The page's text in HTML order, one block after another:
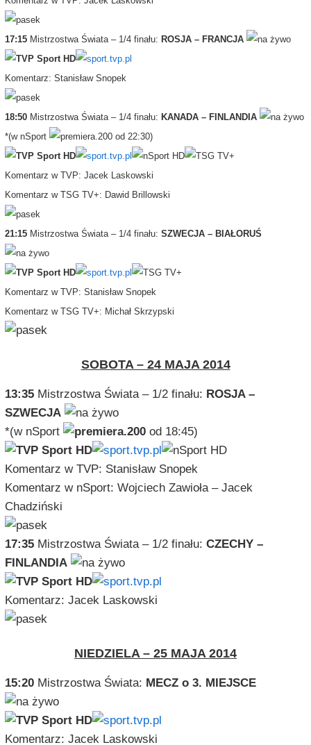
17:15 Mistrzostwa Świata – 1/4 finału: ROSJA – FRANCJA
Komentarz: Stanisław Snopek
18:50 Mistrzostwa Świata – 1/4 finału: KANADA – FINLANDIA
*(w nSport
od 22:30)
Komentarz w TVP: Jacek Laskowski
Komentarz w TSG TV+: Dawid Brillowski
21:15 Mistrzostwa Świata – 1/4 finału: SZWECJA – BIAŁORUŚ
Komentarz w TVP: Stanisław Snopek
Komentarz w TSG TV+: Michał Skrzypski
SOBOTA – 24 MAJA 2014
13:35 Mistrzostwa Świata – 1/2 finału: ROSJA –
SZWECJA
*(w nSport
od 18:45)
Komentarz w TVP: Stanisław Snopek
Komentarz w nSport: Wojciech Zawioła – Jacek
Chadziński
17:35 Mistrzostwa Świata – 1/2 finału: CZECHY –
FINLANDIA
Komentarz: Jacek Laskowski
NIEDZIELA – 25 MAJA 2014
15:20 Mistrzostwa Świata: MECZ o 3. MIEJSCE
Komentarz: Jacek Laskowski